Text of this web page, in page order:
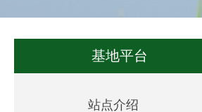
基地平台
站点介绍